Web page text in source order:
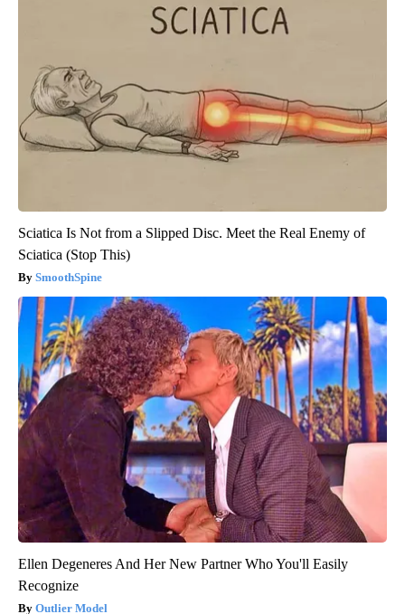
Sciatica Is Not from a Slipped Disc. Meet the Real Enemy of
Sciatica (Stop This)
SmoothSpine
Ellen Degeneres And Her New Partner Who You'll Easily
Recognize
Outlier Model